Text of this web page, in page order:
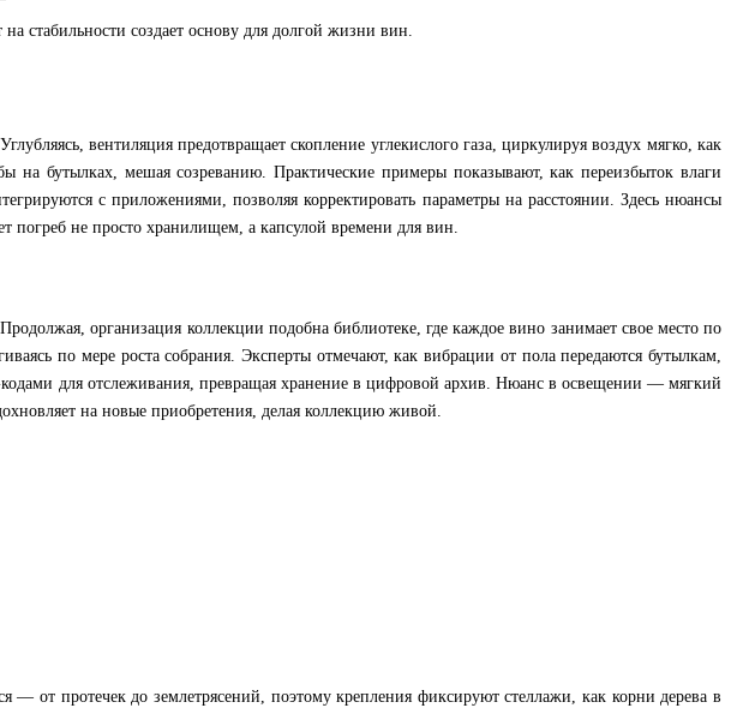
стабильности создает основу для долгой жизни вин.
вентиляция предотвращает скопление углекислого газа, циркулируя воздух мягко, как
бутылках, мешая созреванию. Практические примеры показывают, как переизбыток влаги
с приложениями, позволяя корректировать параметры на расстоянии. Здесь нюансы
погреб не просто хранилищем, а капсулой времени для вин.
организация коллекции подобна библиотеке, где каждое вино занимает свое место по
по мере роста собрания. Эксперты отмечают, как вибрации от пола передаются бутылкам,
для отслеживания, превращая хранение в цифровой архив. Нюанс в освещении — мягкий
на новые приобретения, делая коллекцию живой.
от протечек до землетрясений, поэтому крепления фиксируют стеллажи, как корни дерева в